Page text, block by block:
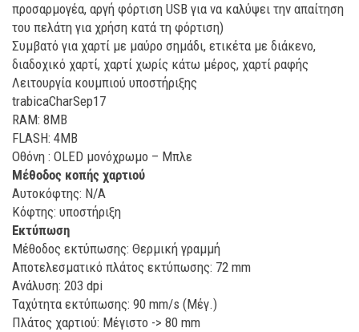
προσαρμογέα, αργή φόρτιση USB για να καλύψει την απαίτηση
του πελάτη για χρήση κατά τη φόρτιση)
Συμβατό για χαρτί με μαύρο σημάδι, ετικέτα με διάκενο,
διαδοχικό χαρτί, χαρτί χωρίς κάτω μέρος, χαρτί ραφής
Λειτουργία κουμπιού υποστήριξης
trabicaCharSep17
RAM: 8MB
FLASH: 4MB
Οθόνη : OLED μονόχρωμο – Μπλε
Μέθοδος κοπής χαρτιού
Αυτοκόφτης: N/A
Κόφτης: υποστήριξη
Εκτύπωση
Μέθοδος εκτύπωσης: Θερμική γραμμή
Αποτελεσματικό πλάτος εκτύπωσης: 72 mm
Ανάλυση: 203 dpi
Ταχύτητα εκτύπωσης: 90 mm/s (Μέγ.)
Πλάτος χαρτιού: Μέγιστο -> 80 mm